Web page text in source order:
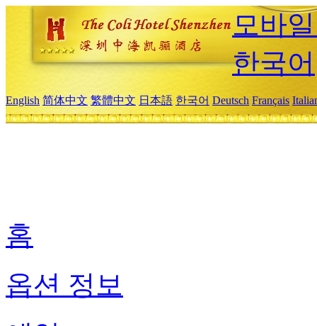
모바
한국어
English 简体中文 繁體中文 日本語 한국어 Deutsch Français
홈
옵션 정보